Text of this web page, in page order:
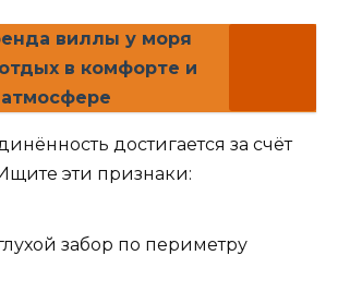
виллы у моря
в комфорте и
достигается за счёт
эти признаки:
забор по периметру